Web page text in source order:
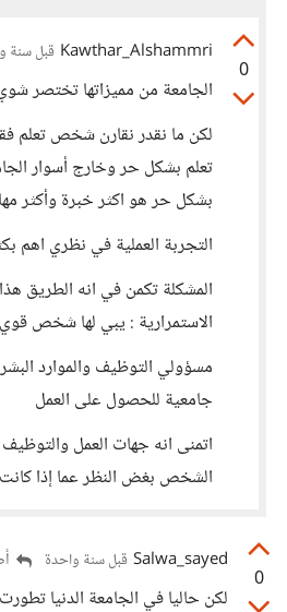
0
Kawthar_Alshammri قبل سنة
الجامعة من مميزاتها تختصر
لكن ما نقدر نقارن شخص
تعلم بشكل حر وخارج أسوار
بشكل حر هو اكثر خبرة وأكثر
التجربة العملية في نظري اهم
المشكلة تكمن في انه الطريق
الاستمرارية : يبي لها شخص
مسؤولي التوظيف والموارد
جامعية للحصول على العمل
اتمنى انه جهات العمل
الشخص بغض النظر عما إذا كانت
0
Salwa_sayed قبل سنة واحدة
لكن حاليا في الجامعة الدنيا